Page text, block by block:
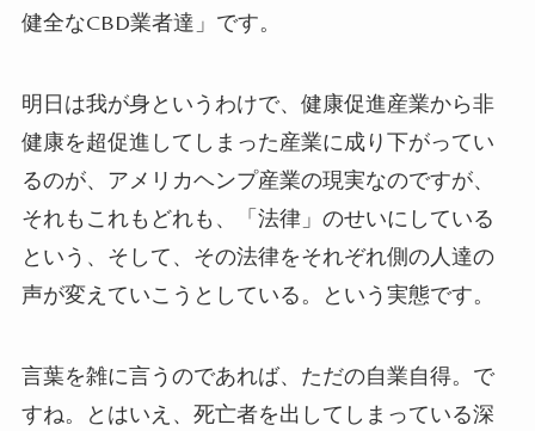
健全なCBD業者達」です。
明日は我が身というわけで、健康促進産業から非
健康を超促進してしまった産業に成り下がってい
るのが、アメリカヘンプ産業の現実なのですが、
それもこれもどれも、「法律」のせいにしている
という、そして、その法律をそれぞれ側の人達の
声が変えていこうとしている。という実態です。
言葉を雑に言うのであれば、ただの自業自得。で
すね。とはいえ、死亡者を出してしまっている深